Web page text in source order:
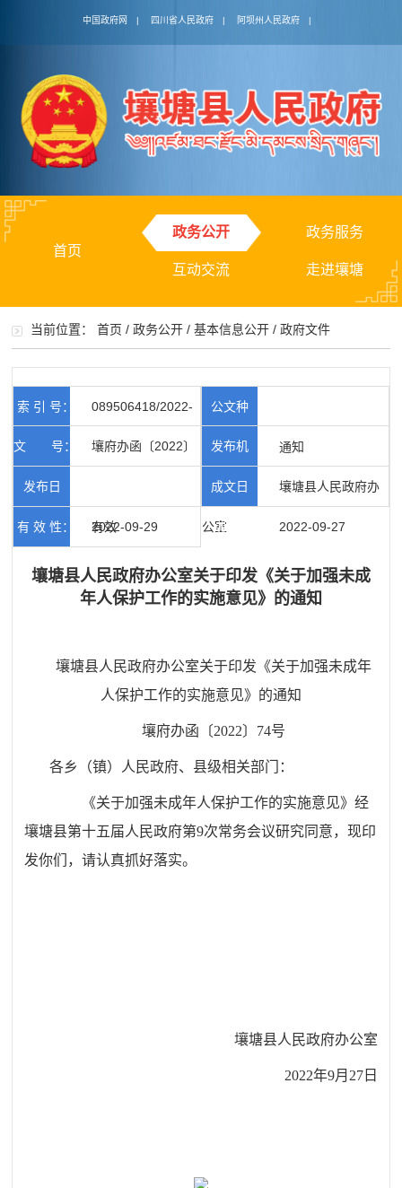
中国政府网 | 四川省人民政府 | 阿坝州人民政府 |
首页
政务公开 政务服务
互动交流 走进壤塘
当前位置：首页 /政务公开 /基本信息公开 /政府文件
索 引 号： 089506418/2022-
00932
公文种
类： 通知
文 号： 壤府办函〔2022〕
74号
发布机
构： 壤塘县人民政府办
公室
发布日
期： 2022-09-29
成文日
期： 2022-09-27
有 效 性： 有效
壤塘县人民政府办公室关于印发《关于加强未成
年人保护工作的实施意见》的通知
壤塘县人民政府办公室关于印发《关于加强未成年
人保护工作的实施意见》的通知
壤府办函〔2022〕74号
各乡（镇）人民政府、县级相关部门：
《关于加强未成年人保护工作的实施意见》经
壤塘县第十五届人民政府第9次常务会议研究同意，现印
发你们，请认真抓好落实。
壤塘县人民政府办公室
2022年9月 27日